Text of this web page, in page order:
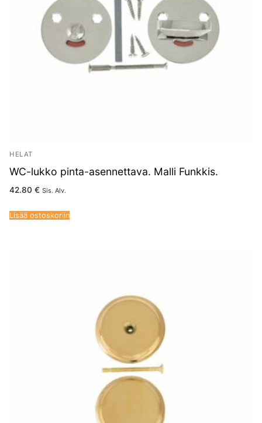
HELAT
WC-lukko pinta-asennettava. Malli Funkkis.
42.80 € Sis. Alv.
Lisää ostoskoriin